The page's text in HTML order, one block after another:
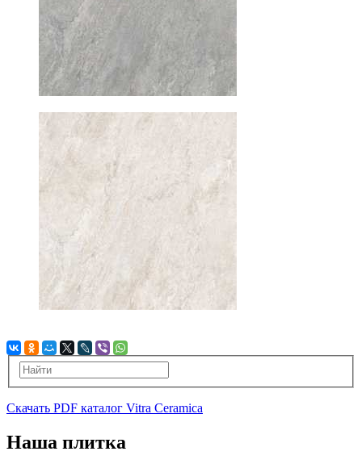
Скачать PDF каталог Vitra Ceramica
Наша плитка